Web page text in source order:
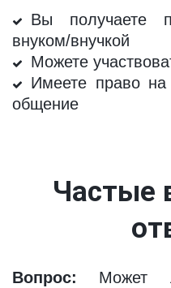
Вы получаете
внуком/внучкой
Можете
Имеете право
общение
Частые
Вопрос: Может